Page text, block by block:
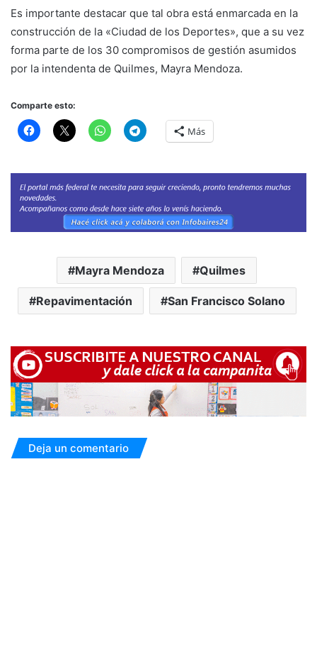
Es importante destacar que tal obra está enmarcada en la
construcción de la «Ciudad de los Deportes», que a su vez
forma parte de los 30 compromisos de gestión asumidos
por la intendenta de Quilmes, Mayra Mendoza.
Comparte esto:
Más
Mayra Mendoza Quilmes
Repavimentación San Francisco Solano
Deja un comentario